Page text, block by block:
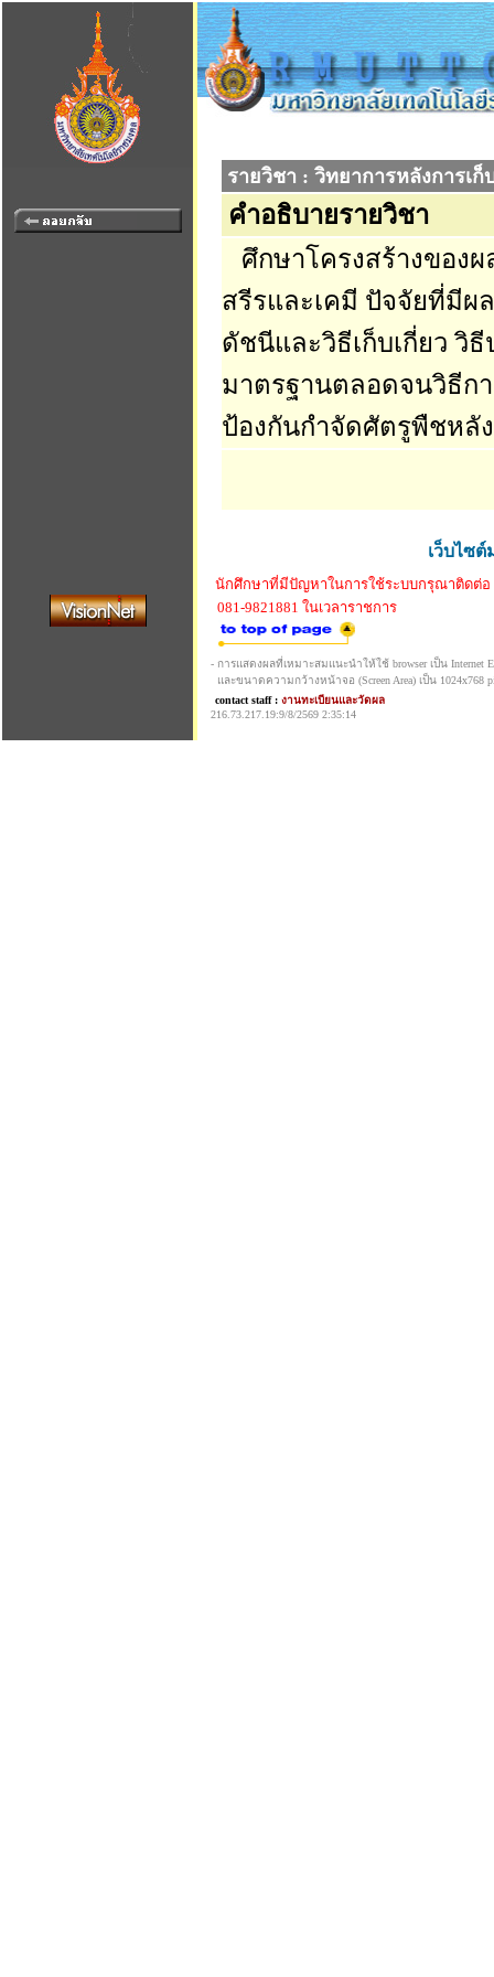
รายวิชา : วิทยาการหลังการเก็
คำอธิบายรายวิชา
ศึกษาโครงสร้างของ
สรีรและเคมี ปัจจัยที่มีผ
ดัชนีและวิธีเก็บเกี่ยว วิ
มาตรฐานตลอดจนวิธีก
ป้องกันกำจัดศัตรูพืชหลัง
เว็บไซ
นักศึกษาที่มีปัญหาในการใช้ระบบกรุณาติดต่อ
081-9821881 ในเวลาราชการ
- การแสดงผลที่เหมาะสมแนะนำให้ใช้ browser เป็น Internet
และขนาดความกว้างหน้าจอ (Screen Area) เป็น 1024x768
contact staff : งานทะเบียนและวัดผล
216.73.217.19:9/8/2569 2:35:14